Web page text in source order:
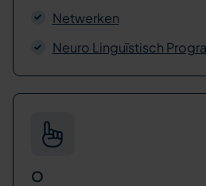
Netwerken
Neuro Linguïstisch
O